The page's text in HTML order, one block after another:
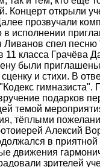
Концерт открыли
прозвучали
в исполнении
Ливанов спел
11 класса Грачёва
были приглашены
и стихи. В
гимназиста".
подарков
темой
тёплыми
Алексий
в
движения
зрителей